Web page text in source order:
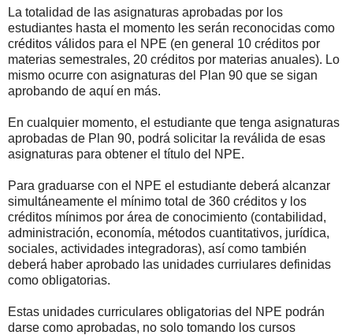
La totalidad de las asignaturas aprobadas por los
estudiantes hasta el momento les serán reconocidas como
créditos válidos para el NPE (en general 10 créditos por
materias semestrales, 20 créditos por materias anuales). Lo
mismo ocurre con asignaturas del Plan 90 que se sigan
aprobando de aquí en más.
En cualquier momento, el estudiante que tenga asignaturas
aprobadas de Plan 90, podrá solicitar la reválida de esas
asignaturas para obtener el título del NPE.
Para graduarse con el NPE el estudiante deberá alcanzar
simultáneamente el mínimo total de 360 créditos y los
créditos mínimos por área de conocimiento (contabilidad,
administración, economía, métodos cuantitativos, jurídica,
sociales, actividades integradoras), así como también
deberá haber aprobado las unidades curriulares definidas
como obligatorias.
Estas unidades curriculares obligatorias del NPE podrán
darse como aprobadas, no solo tomando los cursos